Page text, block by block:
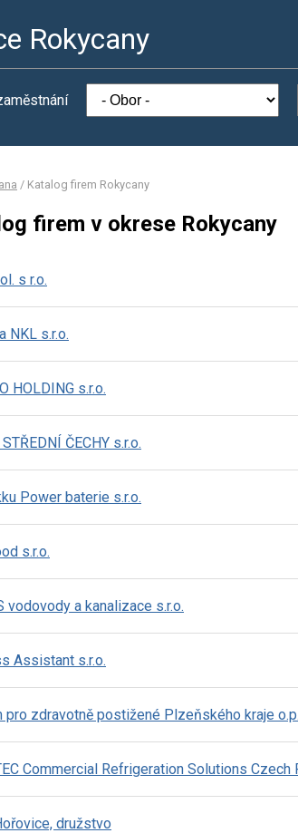
Rokycany
/ Katalog firem Rokycany
firem v okrese Rokycany
s r.o.
NKL s.r.o.
HOLDING s.r.o.
ČECHY s.r.o.
Power baterie s.r.o.
s.r.o.
vodovody a kanalizace s.r.o.
Assistant s.r.o.
pro zdravotně postižené Plzeňského kraje
Commercial Refrigeration Solutions Czech
družstvo